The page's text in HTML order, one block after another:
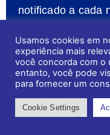
notificado a cada
Usamos cookies em
experiência mais
você concorda com o
entanto, você pode
para fornecer um
Cookie Settings